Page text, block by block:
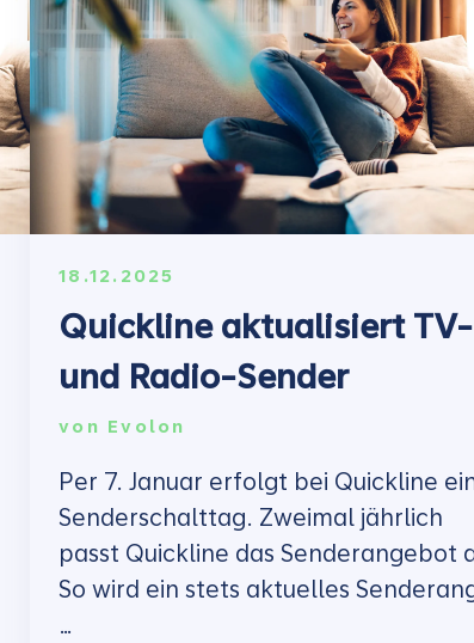
18.12.2025
Quickline aktualisiert TV-
und Radio-Sender
von Evolon
Per 7. Januar erfolgt bei Quickline
Senderschalttag. Zweimal jährlich
passt Quickline das Senderangebot
So wird ein stets aktuelles
…